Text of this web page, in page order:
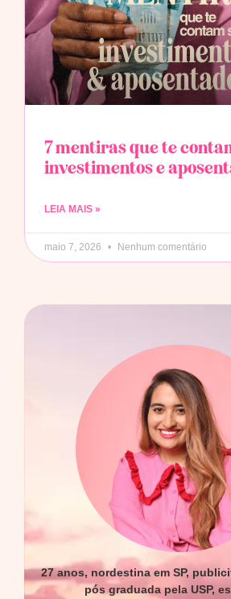
7 mentiras que te
investimentos e
LEIA MAIS »
maio 7, 2026 Nenhum comentário
27 anos, nordestina em SP,
pós graduada pela USP,